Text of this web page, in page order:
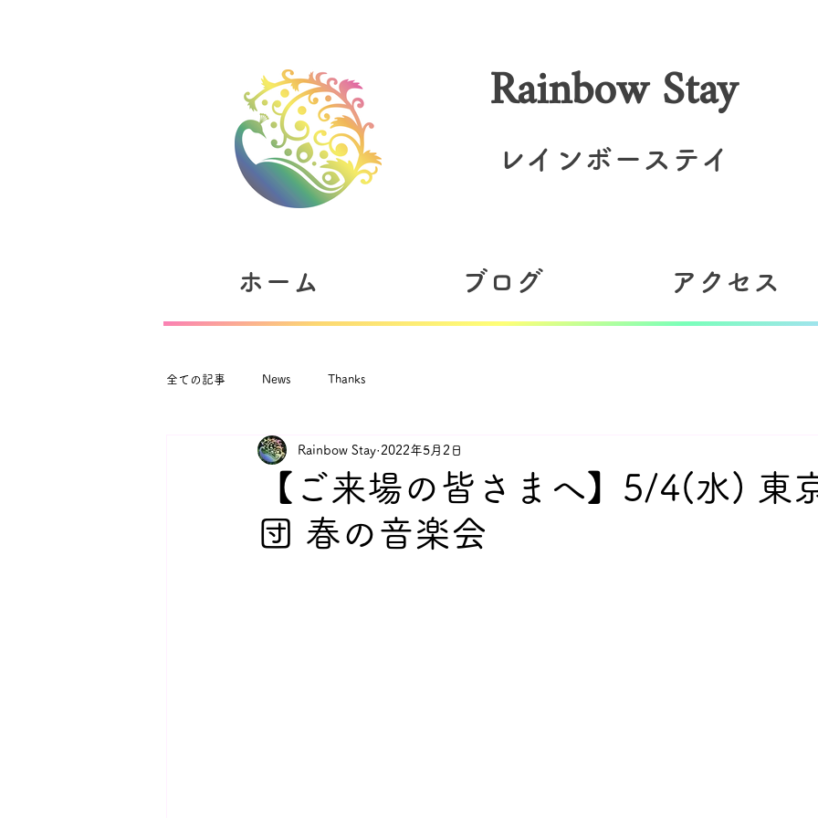
Rainbow Stay
レインボーステイ
ホーム ブログ アクセス
全ての記事 News Thanks
【ご来場の皆さまへ】5/4(水) 東
団 春の音楽会
Rainbow Stay 2022年5月2日